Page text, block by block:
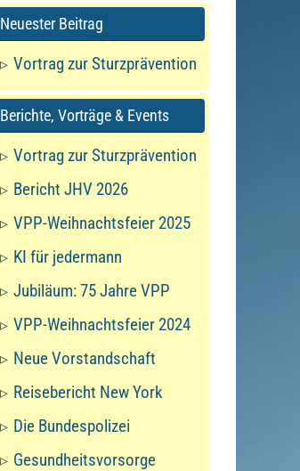
Neuester Beitrag
Vortrag zur Sturzprävention
Berichte, Vorträge & Events
Vortrag zur Sturzprävention
Bericht JHV 2026
VPP-Weihnachtsfeier 2025
KI für jedermann
Jubiläum: 75 Jahre VPP
VPP-Weihnachtsfeier 2024
Neue Vorstandschaft
Reisebericht New York
Die Bundespolizei
Gesundheitsvorsorge